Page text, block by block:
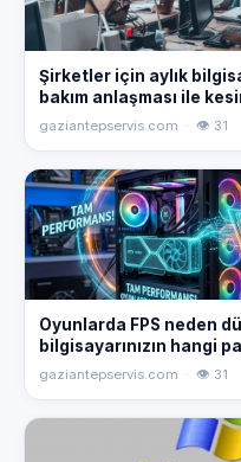
Şirketler için aylık
bakım anlaşması ile
gaziantepservis.com · 👁 31
Oyunlarda FPS neden
bilgisayarınızın hangi
yöntemleri hakkında bilgi
gaziantepservis.com · 👁 31